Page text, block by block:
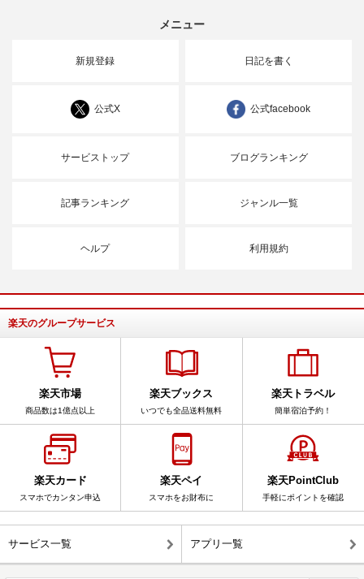
メニュー
新規登録 日記を書く
公式X 公式facebook
サービストップ ブログランキング
記事ランキング ジャンル一覧
ヘルプ 利用規約
楽天のグループサービス
楽天市場
商品数は1億点以上
楽天ブックス
いつでも全品送料無料
楽天トラベル
簡単宿泊予約！
楽天カード
スマホでカンタン申込
楽天ペイ
スマホをお財布に
楽天PointClub
手軽にポイントを確認
サービス一覧 アプリ一覧